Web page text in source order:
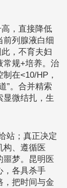
，直接降低
前列腺液白细
，不育夫妇
常规+培养。治
在<10/HP，
”。合并精索
显微结扎，生
站；真正决定
构、遵循医
噩梦。昆明医
，各具杀手
，把时间与金